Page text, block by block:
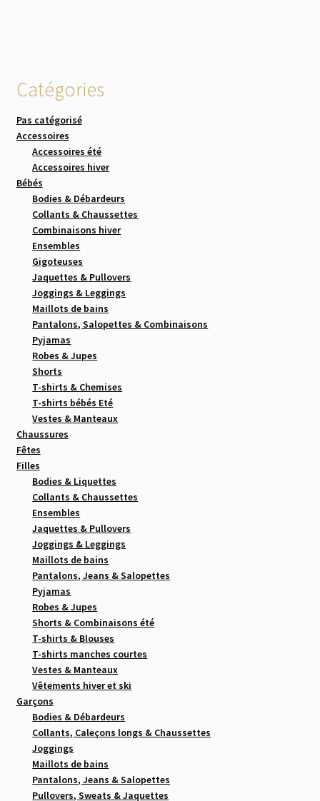
Catégories
Pas catégorisé
Accessoires
Accessoires été
Accessoires hiver
Bébés
Bodies & Débardeurs
Collants & Chaussettes
Combinaisons hiver
Ensembles
Gigoteuses
Jaquettes & Pullovers
Joggings & Leggings
Maillots de bains
Pantalons, Salopettes & Combinaisons
Pyjamas
Robes & Jupes
Shorts
T-shirts & Chemises
T-shirts bébés Eté
Vestes & Manteaux
Chaussures
Fêtes
Filles
Bodies & Liquettes
Collants & Chaussettes
Ensembles
Jaquettes & Pullovers
Joggings & Leggings
Maillots de bains
Pantalons, Jeans & Salopettes
Pyjamas
Robes & Jupes
Shorts & Combinaisons été
T-shirts & Blouses
T-shirts manches courtes
Vestes & Manteaux
Vêtements hiver et ski
Garçons
Bodies & Débardeurs
Collants, Caleçons longs & Chaussettes
Joggings
Maillots de bains
Pantalons, Jeans & Salopettes
Pullovers, Sweats & Jaquettes